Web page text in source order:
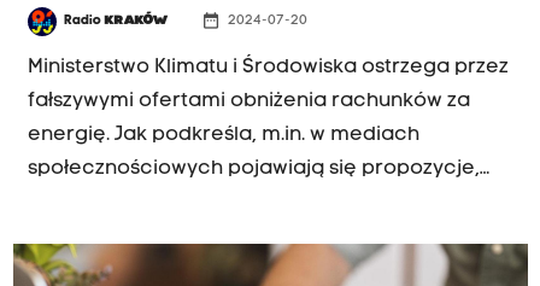
Radio KRAKÓW date_range 2024-07-20
Ministerstwo Klimatu i Środowiska ostrzega przez
fałszywymi ofertami obniżenia rachunków za
energię. Jak podkreśla, m.in. w mediach
społecznościowych pojawiają się propozycje,